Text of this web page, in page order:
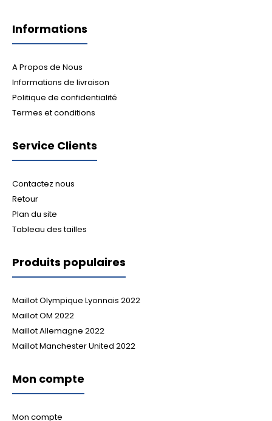
Informations
A Propos de Nous
Informations de livraison
Politique de confidentialité
Termes et conditions
Service Clients
Contactez nous
Retour
Plan du site
Tableau des tailles
Produits populaires
Maillot Olympique Lyonnais 2022
Maillot OM 2022
Maillot Allemagne 2022
Maillot Manchester United 2022
Mon compte
Mon compte